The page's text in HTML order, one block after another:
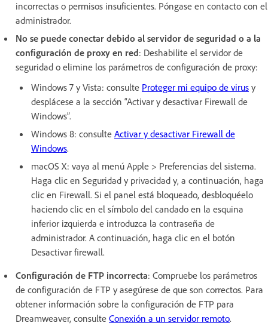
incorrectas o permisos insuficientes. Póngase en contacto con el
administrador.
No se puede conectar debido al servidor de seguridad o a la
configuración de proxy en red: Deshabilite el servidor de
seguridad o elimine los parámetros de configuración de proxy:
Windows 7 y Vista: consulte Proteger mi equipo de virus y
desplácese a la sección “Activar y desactivar Firewall de
Windows”.
Windows 8: consulte Activar y desactivar Firewall de
Windows.
macOS X: vaya al menú Apple > Preferencias del sistema.
Haga clic en Seguridad y privacidad y, a continuación, haga
clic en Firewall. Si el panel está bloqueado, desbloquéelo
haciendo clic en el símbolo del candado en la esquina
inferior izquierda e introduzca la contraseña de
administrador. A continuación, haga clic en el botón
Desactivar firewall.
Configuración de FTP incorrecta: Compruebe los parámetros
de configuración de FTP y asegúrese de que son correctos. Para
obtener información sobre la configuración de FTP para
Dreamweaver, consulte Conexión a un servidor remoto.